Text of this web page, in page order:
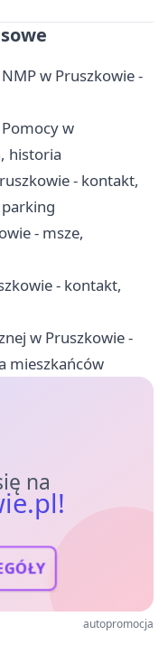
w Pruszkowie -
w
historia
- kontakt,
- msze,
- kontakt,
w Pruszkowie -
mieszkańców
na
autopromocja